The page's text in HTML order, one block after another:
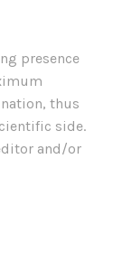
presence
thus
side.
and/or